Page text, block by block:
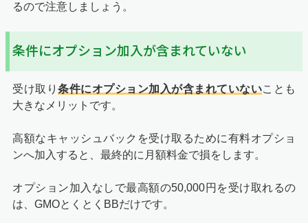
るので注意しましょう。
条件にオプション加入が含まれていない
受け取り 条件にオプション加入が含まれていないことも
大きなメリットです。
高額なキャッシュバックを受け取るために有料オプショ
ンへ加入すると、最終的に月額料金で損をします。
オプション加入なしで最高額の50,000円を受け取れるの
は、GMOとくとくBBだけです。